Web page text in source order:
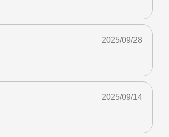
2025/09/28
2025/09/14